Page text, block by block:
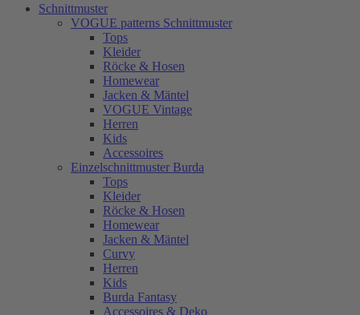
Schnittmuster
VOGUE patterns Schnittmuster
Tops
Kleider
Röcke & Hosen
Homewear
Jacken & Mäntel
VOGUE Vintage
Herren
Kids
Accessoires
Einzelschnittmuster Burda
Tops
Kleider
Röcke & Hosen
Homewear
Jacken & Mäntel
Curvy
Herren
Kids
Burda Fantasy
Accessoires & Deko